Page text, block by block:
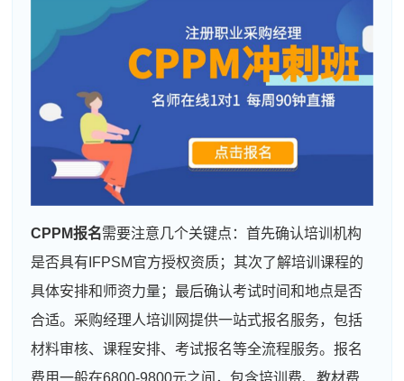
CPPM报名需要注意几个关键点：首先确认培训机构
是否具有IFPSM官方授权资质；其次了解培训课程的
具体安排和师资力量；最后确认考试时间和地点是否
合适。采购经理人培训网提供一站式报名服务，包括
材料审核、课程安排、考试报名等全流程服务。报名
费用一般在6800-9800元之间，包含培训费、教材费